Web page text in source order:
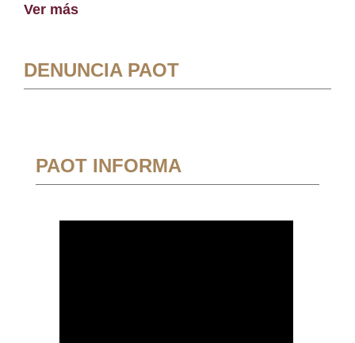
Ver más
DENUNCIA PAOT
PAOT INFORMA